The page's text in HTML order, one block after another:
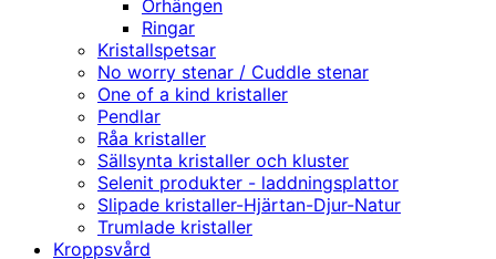
Örhängen
Ringar
Kristallspetsar
No worry stenar / Cuddle stenar
One of a kind kristaller
Pendlar
Råa kristaller
Sällsynta kristaller och kluster
Selenit produkter - laddningsplattor
Slipade kristaller-Hjärtan-Djur-Natur
Trumlade kristaller
Kroppsvård